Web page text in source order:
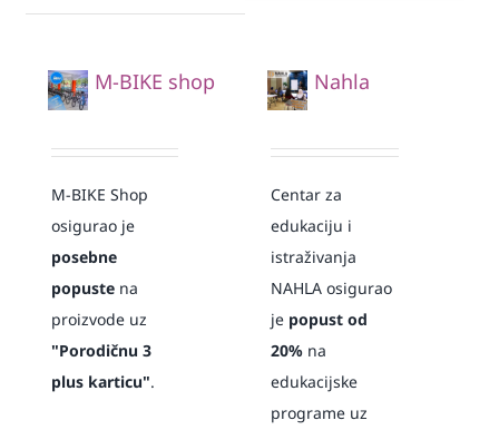
M-BIKE shop
M-BIKE Shop
osigurao je
posebne
popustena
proizvode uz
"Porodičnu 3
plus karticu".
Nahla
Centar za
edukaciju i
istraživanja
NAHLA osigurao
je popust od
20% na
edukacijske
programe uz